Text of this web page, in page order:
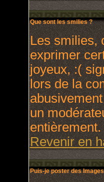
Que sont les smilies ?
Les smilies,
exprimer
joyeux, :(
lors de la
un
entièrement.
Revenir en
Puis-je poster des